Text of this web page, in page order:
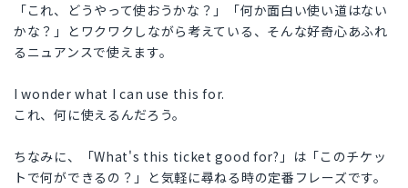
「これ、どうやって使おうかな？」「何か面白い使い道はない
かな？」とワクワクしながら考えている、そんな好奇心あふれ
るニュアンスで使えます。
I wonder what I can use this for.
これ、何に使えるんだろう。
ちなみに、「What's this ticket good for?」は「このチケッ
トで何ができるの？」と気軽に尋ねる時の定番フレーズです。